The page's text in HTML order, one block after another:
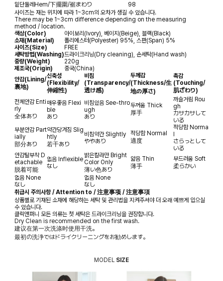
밑단둘레Hem/下擺圍/裾まわり
98
사이즈는 재는 위치에 따라 1~3cm의 오차가 생길 수 있습니다.
There may be 1~3cm difference depending on the measuring
method / location.
색상(Color)
아이보리(Ivory), 베이지(Beige), 블랙(Black)
소재(Material)
폴리에스터(Polyester) 95%, 스판(Span) 5%
사이즈(Size)
FREE
세탁방법(Washing)드라이크리닝(Dry cleaning), 손세탁(Hand wash)
중량(Weight)
220g
제조국(Origin)
중국(China)
안감(Lining/
裏地)
신축성
(Flexibility/
伸縮性)
비침
(Transparency/
透け感)
두께감
(Thickness/生
地の厚さ)
촉감
(Touching/
肌ざわり)
전체안감 Enti
rly
全体あり
매우좋음 Flexi
ble
あり
비침있음 See-thro
ugh
あり
두꺼움 Thick
厚手
까슬거림 Rou
gh
カサカサして
いる
부분안감 Part
ially
部分あり
약간당겨짐 Slig
htly
若干あり
비침약간Slightly
ややあり
적당함 Normal
適度
적당함 Norma
l
さらっとして
いる
안감탈부착 D
etachable
脱着可能
없음 Inflexible
なし
밝은칼라만 Bright
Color Only
薄い色あり
얇음 Thin
薄手
부드러움 Soft
柔らかい
없음 None
なし
없음 None
なし
취급시 주의사항 / Attention to / 注意事项 / 注意事項
상품별로 기재된 소재에 해당하는 세탁 및 관리법을 지켜주셔야 더 오래 예쁘게 입으실
수 있습니다.
클릭앤퍼니 모든 의류는 첫 세탁은 드라이크리닝을 권장합니다.
Dry Clean is recommended on the first wash.
建议在第一次洗涤时使用干洗。
最初の洗浄ではドライクリーニングをお勧めします。
MODEL SIZE